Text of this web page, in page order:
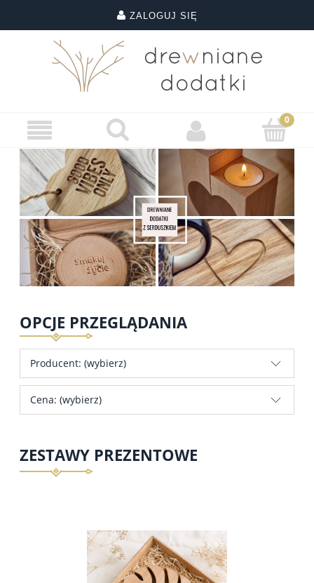
ZALOGUJ SIĘ
OPCJE PRZEGLĄDANIA
Producent: (wybierz)
Cena: (wybierz)
ZESTAWY PREZENTOWE